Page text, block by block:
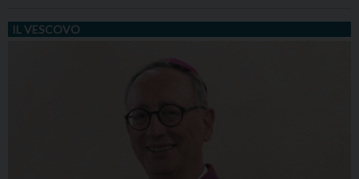
IL VESCOVO